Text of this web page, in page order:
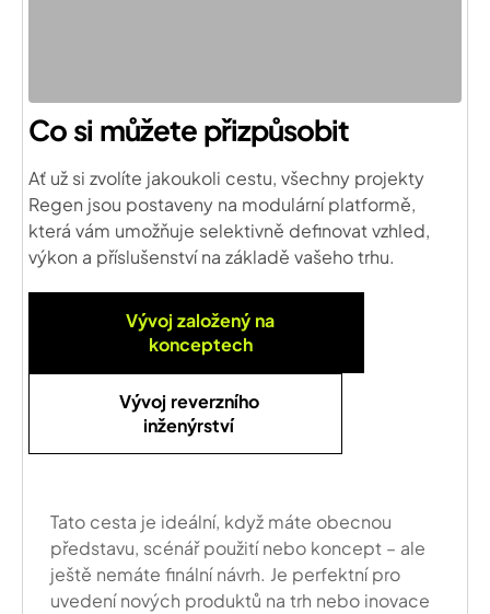
Vývoj založený na
konceptech
Vývoj reverzního
inženýrství
Tato cesta je ideální, když máte obecnou
představu, scénář použití nebo koncept – ale
ještě nemáte finální návrh. Je perfektní pro
uvedení nových produktů na trh nebo inovace
Co si můžete přizpůsobit
Ať už si zvolíte jakoukoli cestu, všechny projekty
Regen jsou postaveny na modulární platformě,
která vám umožňuje selektivně definovat vzhled,
výkon a příslušenství na základě vašeho trhu.